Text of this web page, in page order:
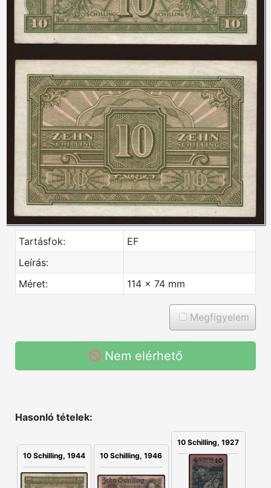
Tartásfok:
EF
Leírás:
Méret:
114 x 74 mm
Megfigyelem
Nem elérhető
Hasonló tételek:
10 Schilling, 1944 10 Schilling, 1946
10 Schilling, 1927